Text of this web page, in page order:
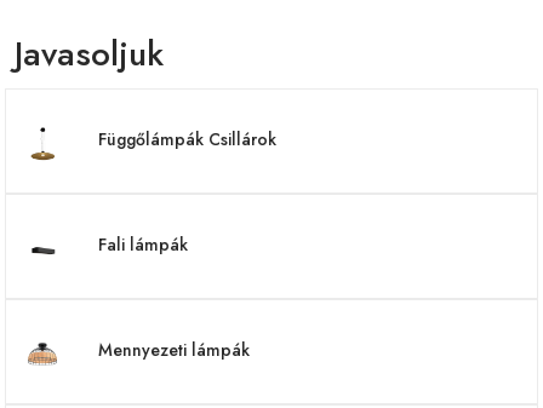
Javasoljuk
Függőlámpák Csillárok
Fali lámpák
Mennyezeti lámpák